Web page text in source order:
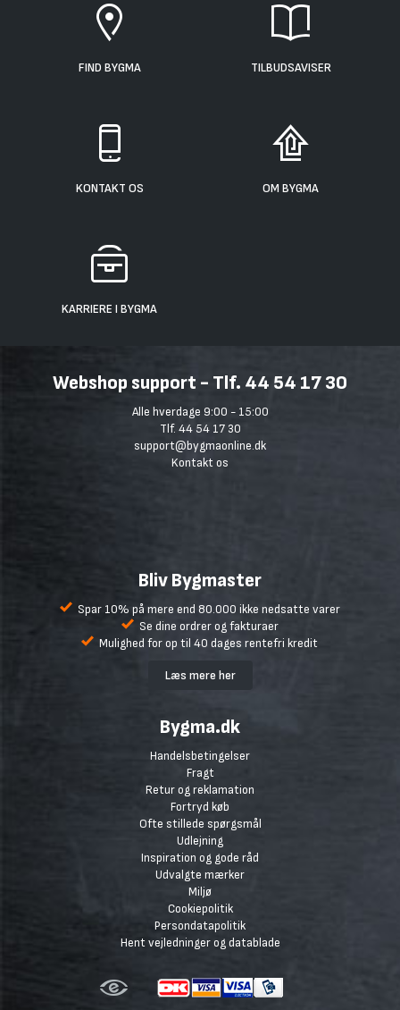
FIND BYGMA TILBUDSAVISER
KONTAKT OS OM BYGMA
KARRIERE I BYGMA
Webshop support - Tlf. 44 54 17 30
Alle hverdage 9:00 - 15:00
Tlf. 44 54 17 30
support@bygmaonline.dk
Kontakt os
Bliv Bygmaster
Spar 10% på mere end 80.000 ikke nedsatte varer
Se dine ordrer og fakturaer
Mulighed for op til 40 dages rentefri kredit
Læs mere her
Bygma.dk
Handelsbetingelser
Fragt
Retur og reklamation
Fortryd køb
Ofte stillede spørgsmål
Udlejning
Inspiration og gode råd
Udvalgte mærker
Miljø
Cookiepolitik
Persondatapolitik
Hent vejledninger og datablade